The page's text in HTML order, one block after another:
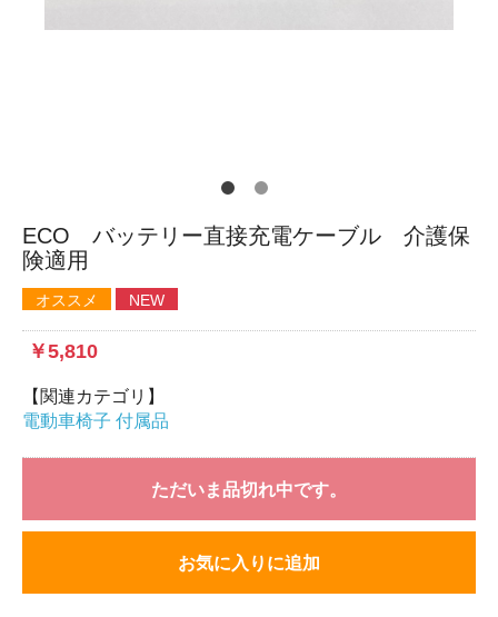
ECO バッテリー直接充電ケーブル 介護保
険適用
オススメ NEW
￥5,810
【関連カテゴリ】
電動車椅子 付属品
ただいま品切れ中です。
お気に入りに追加